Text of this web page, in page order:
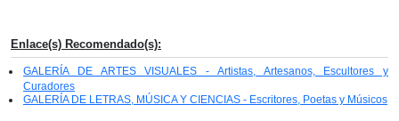
Enlace(s) Recomendado(s):
GALERÍA DE ARTES VISUALES - Artistas, Artesanos, Escultores y
Curadores
GALERÍA DE LETRAS, MÚSICA Y CIENCIAS - Escritores, Poetas y Músicos